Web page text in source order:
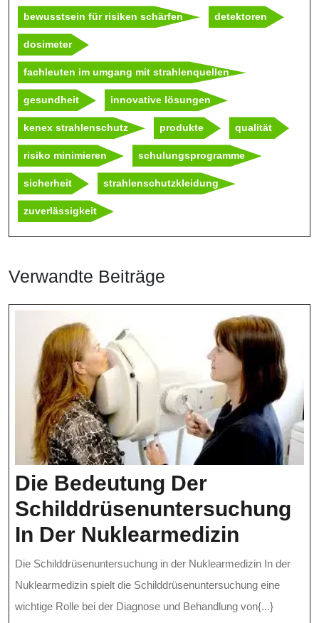
bewusstsein für risiken schärfen detektoren
dosimeter
fachleuten im umgang mit strahlenquellen
gesundheit innovative lösungen
kenex strahlenschutz produkte qualität
risiko minimieren schulungsprogramme
sicherheit strahlenschutzkleidung
zuverlässigkeit
Verwandte Beiträge
Die Bedeutung Der
Schilddrüsenuntersuchung
In Der Nuklearmedizin
Der
Die Schilddrüsenuntersuchung in der Nuklearmedizin In der
Nuklearmedizin spielt die Schilddrüsenuntersuchung eine
wichtige Rolle bei der Diagnose und Behandlung von{...}